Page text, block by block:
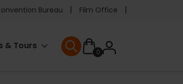
Bureau Film Office
& Tours
0User
User menu